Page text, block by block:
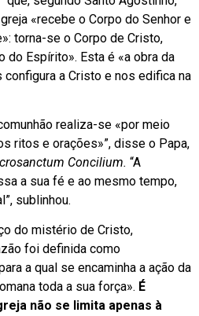
«recebe o Corpo do Senhor e
torna-se o Corpo de Cristo,
do Espírito». Esta é «a obra da
configura a Cristo e nos edifica na
realiza-se «por meio
ritos e orações»”, disse o Papa,
Concilium. “A
a sua fé e ao mesmo tempo,
sublinhou.
do mistério de Cristo,
foi definida como
a qual se encaminha a ação da
toda a sua força». É
não se limita apenas à